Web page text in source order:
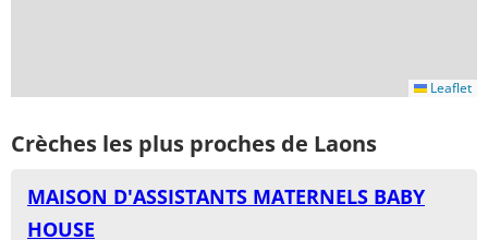
Leaflet
Crèches les plus proches de Laons
MAISON D'ASSISTANTS MATERNELS BABY
HOUSE